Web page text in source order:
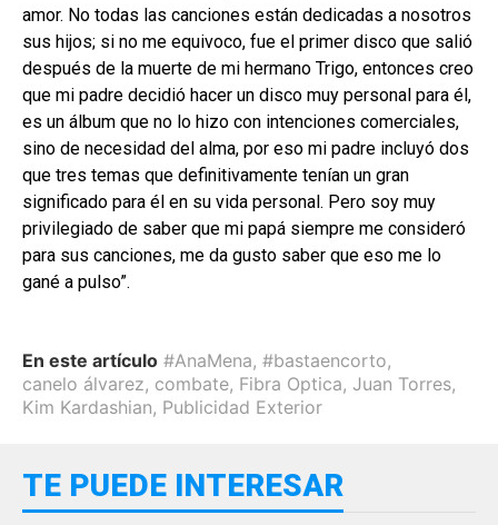
amor. No todas las canciones están dedicadas a nosotros
sus hijos; si no me equivoco, fue el primer disco que salió
después de la muerte de mi hermano Trigo, entonces creo
que mi padre decidió hacer un disco muy personal para él,
es un álbum que no lo hizo con intenciones comerciales,
sino de necesidad del alma, por eso mi padre incluyó dos
que tres temas que definitivamente tenían un gran
significado para él en su vida personal. Pero soy muy
privilegiado de saber que mi papá siempre me consideró
para sus canciones, me da gusto saber que eso me lo
gané a pulso”.
En este artículo #AnaMena, #bastaencorto,
canelo álvarez, combate, Fibra Optica, Juan Torres,
Kim Kardashian, Publicidad Exterior
TE PUEDE INTERESAR